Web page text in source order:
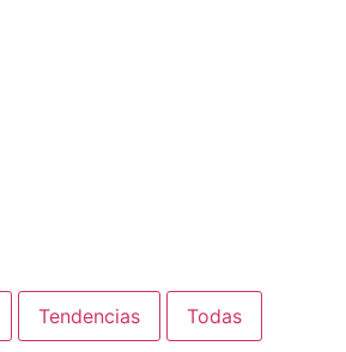
Tendencias
Todas